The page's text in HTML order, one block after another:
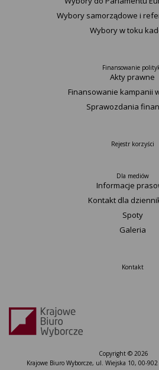
Wybory samorządowe i
Wybory w toku
Finansowanie
Akty prawne
Finansowanie kampanii
Sprawozdania
Rejestr korzyści
Dla mediów
Informacje
Kontakt dla
Spoty
Galeria
Kontakt
Copyright © 2026
Krajowe Biuro Wyborcze, ul. Wiejska 10, 00-